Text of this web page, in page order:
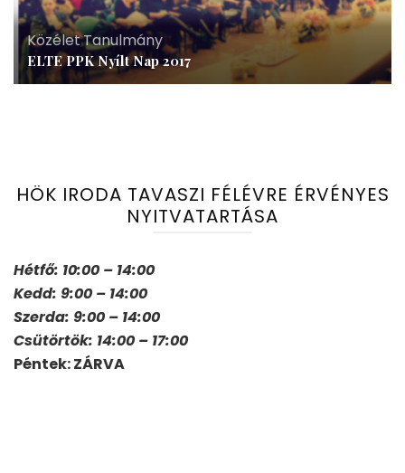
Közélet,Tanulmány
ELTE PPK Nyílt Nap 2017
HÖK IRODA TAVASZI FÉLÉVRE ÉRVÉNYES
NYITVATARTÁSA
Hétfő: 10:00 – 14:00
Kedd: 9:00 – 14:00
Szerda: 9:00 – 14:00
Csütörtök: 14:00 – 17:00
Péntek: ZÁRVA